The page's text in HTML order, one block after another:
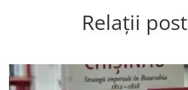
Relații post